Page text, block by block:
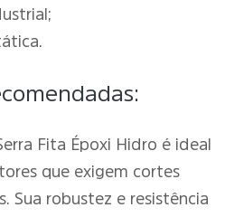
Fita Époxi Hidro é ideal
que exigem cortes
Sua robustez e resistência